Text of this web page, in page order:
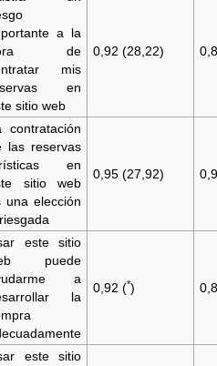
a la
de
mis
en
sitio web
0,92 (28,22)
contratación
las reservas
en
sitio web
una elección
0,95 (27,92)
este sitio
puede
a
la
0,92 (*)
este sitio